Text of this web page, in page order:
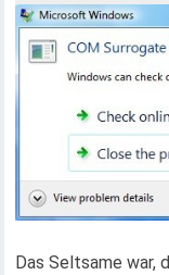
Das Seltsame war,